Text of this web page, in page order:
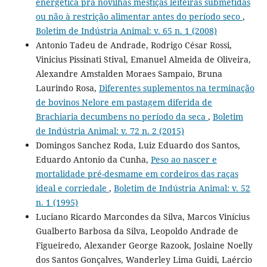
ou não à restrição alimentar antes do período seco ,
Boletim de Indústria Animal: v. 65 n. 1 (2008)
Antonio Tadeu de Andrade, Rodrigo César Rossi,
Vinicius Pissinati Stival, Emanuel Almeida de Oliveira,
Alexandre Amstalden Moraes Sampaio, Bruna
Laurindo Rosa, Diferentes suplementos na terminação
de bovinos Nelore em pastagem diferida de
Brachiaria decumbens no período da seca , Boletim
de Indústria Animal: v. 72 n. 2 (2015)
Domingos Sanchez Roda, Luiz Eduardo dos Santos,
Eduardo Antonio da Cunha, Peso ao nascer e
mortalidade pré-desmame em cordeiros das raças
ideal e corriedale , Boletim de Indústria Animal: v. 52
n. 1 (1995)
Luciano Ricardo Marcondes da Silva, Marcos Vinícius
Gualberto Barbosa da Silva, Leopoldo Andrade de
Figueiredo, Alexander George Razook, Joslaine Noelly
dos Santos Gonçalves, Wanderley Lima Guidi, Laércio